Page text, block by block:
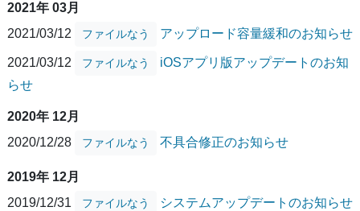
2021年 03月
2021/03/12
ファイルなう アップロード容量緩和のお知らせ
2021/03/12 ファイルなう
iOSアプリ版アップデートのお知
らせ
2020年 12月
2020/12/28
ファイルなう 不具合修正のお知らせ
2019年 12月
2019/12/31
ファイルなう システムアップデートのお知らせ